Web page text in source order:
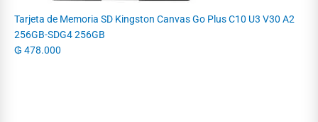
Tarjeta de Memoria SD Kingston Canvas Go Plus C10 U3 V30 A2
256GB-SDG4 256GB
₲ 478.000